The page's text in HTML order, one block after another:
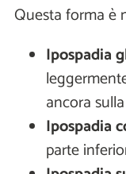
Questa forma è
Ipospadia
ancora
Ipospadia
parte